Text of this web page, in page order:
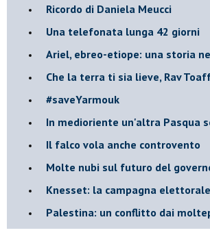
Ricordo di Daniela Meucci
​Una telefonata lunga 42 giorni
​Ariel, ebreo-etiope: una storia
Che la terra ti sia lieve, Rav
​#saveYarmouk
​In medioriente un'altra Pasqua
​Il falco vola anche controvento
Molte nubi sul futuro del
Knesset: la campagna
Palestina: un conflitto dai